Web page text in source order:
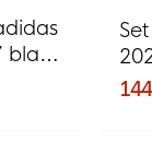
blanc